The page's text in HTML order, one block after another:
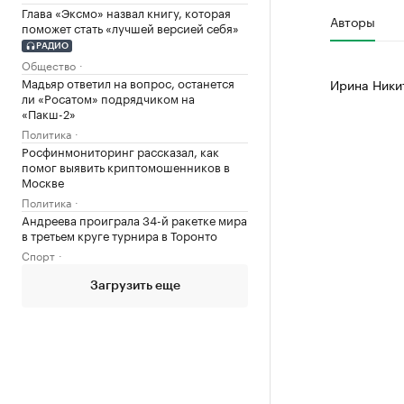
Глава «Эксмо» назвал книгу, которая
поможет стать «лучшей версией себя»
РАДИО
Общество
Мадьяр ответил на вопрос, останется
ли «Росатом» подрядчиком на
«Пакш-2»
Политика
Росфинмониторинг рассказал, как
помог выявить криптомошенников в
Москве
Политика
Андреева проиграла 34-й ракетке мира
в третьем круге турнира в Торонто
Спорт
Загрузить еще
Авторы
Ирина